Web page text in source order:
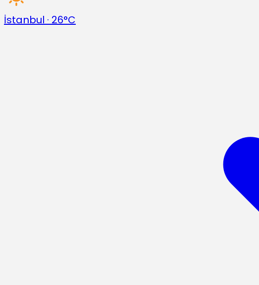
İstanbul · 26°C